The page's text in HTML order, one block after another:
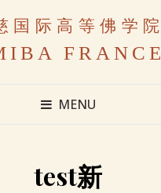
国际高等佛学院
FRANCE
MENU
test新